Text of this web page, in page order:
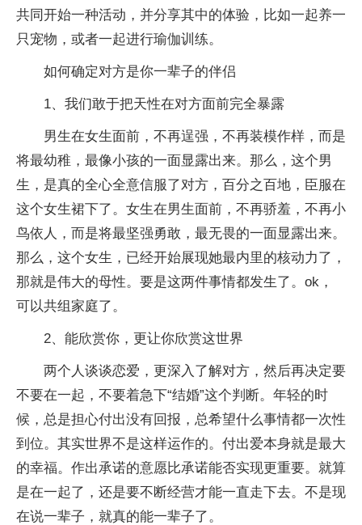
共同开始一种活动，并分享其中的体验，比如一起养一
只宠物，或者一起进行瑜伽训练。
如何确定对方是你一辈子的伴侣
1、我们敢于把天性在对方面前完全暴露
男生在女生面前，不再逞强，不再装模作样，而是
将最幼稚，最像小孩的一面显露出来。那么，这个男
生，是真的全心全意信服了对方，百分之百地，臣服在
这个女生裙下了。女生在男生面前，不再骄羞，不再小
鸟依人，而是将最坚强勇敢，最无畏的一面显露出来。
那么，这个女生，已经开始展现她最内里的核动力了，
那就是伟大的母性。要是这两件事情都发生了。ok，
可以共组家庭了。
2、能欣赏你，更让你欣赏这世界
两个人谈谈恋爱，更深入了解对方，然后再决定要
不要在一起，不要着急下“结婚”这个判断。年轻的时
候，总是担心付出没有回报，总希望什么事情都一次性
到位。其实世界不是这样运作的。付出爱本身就是最大
的幸福。作出承诺的意愿比承诺能否实现更重要。就算
是在一起了，还是要不断经营才能一直走下去。不是现
在说一辈子，就真的能一辈子了。